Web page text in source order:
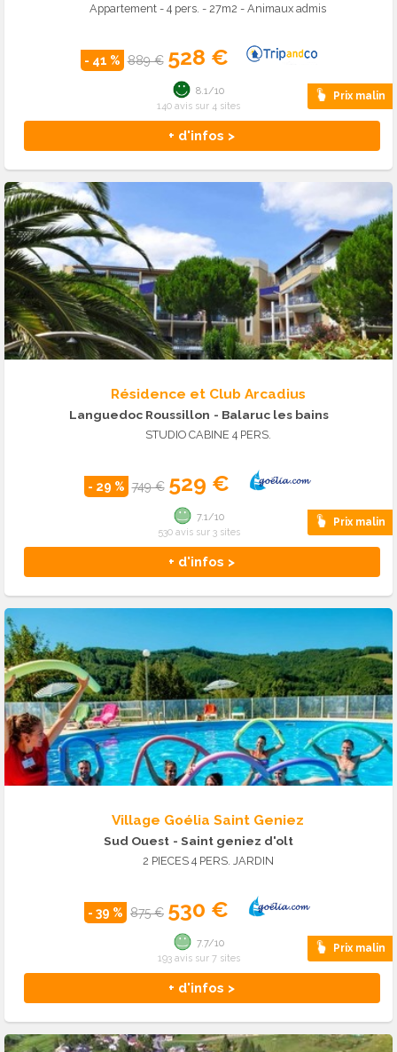
Appartement - 4 pers. - 27m2 - Animaux admis
- 41 % 889 € 528 €
Prix malin
+ d'infos >
8.1/10
140 avis sur 4 sites
Résidence et Club Arcadius
Languedoc Roussillon - Balaruc les bains
STUDIO CABINE 4 PERS.
- 29 % 749 € 529 €
Prix malin
+ d'infos >
7.1/10
530 avis sur 3 sites
Village Goélia Saint Geniez
Sud Ouest - Saint geniez d'olt
2 PIECES 4 PERS. JARDIN
- 39 % 875 € 530 €
Prix malin
+ d'infos >
7.7/10
193 avis sur 7 sites